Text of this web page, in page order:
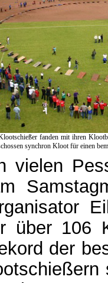
fanden mit ihren
synchron Kloot für einen
vielen
über 106
der